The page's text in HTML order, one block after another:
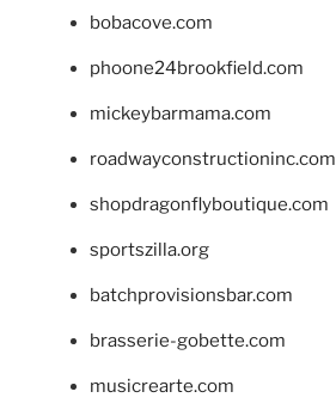
bobacove.com
phoone24brookfield.com
mickeybarmama.com
roadwayconstructioninc.com
shopdragonflyboutique.com
sportszilla.org
batchprovisionsbar.com
brasserie-gobette.com
musicrearte.com